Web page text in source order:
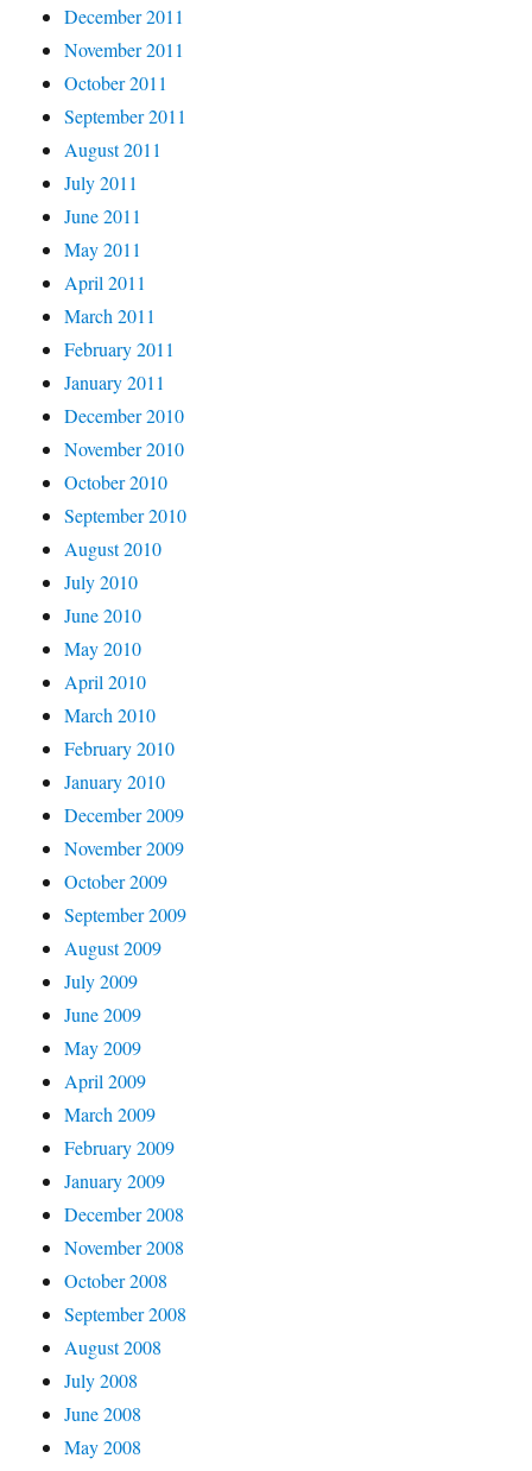
December 2011
November 2011
October 2011
September 2011
August 2011
July 2011
June 2011
May 2011
April 2011
March 2011
February 2011
January 2011
December 2010
November 2010
October 2010
September 2010
August 2010
July 2010
June 2010
May 2010
April 2010
March 2010
February 2010
January 2010
December 2009
November 2009
October 2009
September 2009
August 2009
July 2009
June 2009
May 2009
April 2009
March 2009
February 2009
January 2009
December 2008
November 2008
October 2008
September 2008
August 2008
July 2008
June 2008
May 2008